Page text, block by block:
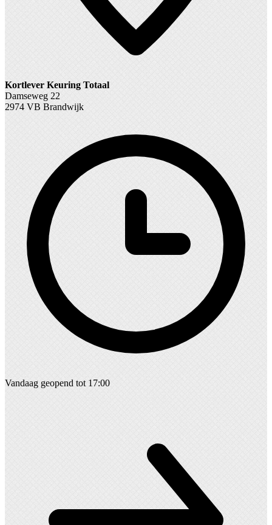
Kortlever Keuring Totaal
Damseweg 22
2974 VB Brandwijk
Vandaag geopend tot 17:00